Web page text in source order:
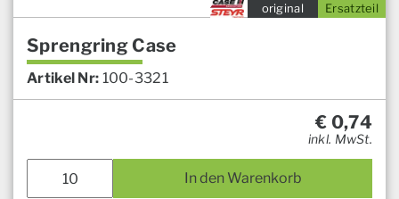
Ersatzteil
original
Sprengring Case
Artikel Nr: 100-3321
€ 0,74
inkl. MwSt.
In den Warenkorb